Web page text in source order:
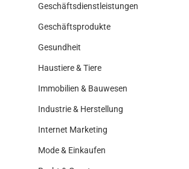
Geschäftsdienstleistungen
Geschäftsprodukte
Gesundheit
Haustiere & Tiere
Immobilien & Bauwesen
Industrie & Herstellung
Internet Marketing
Mode & Einkaufen